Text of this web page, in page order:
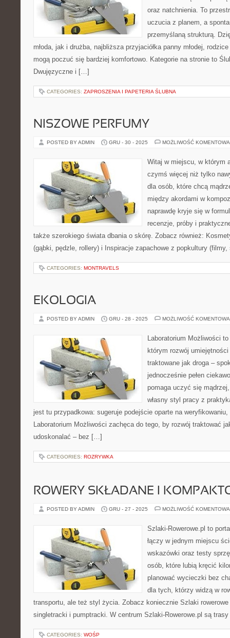
oraz natchnienia. To
uczucia z planem, a
przemyślaną strukturą.
młoda, jak i drużba, najbliższa przyjaciółka panny młodej,
mogą poczuć się bardziej komfortowo. Kategorie na stronie to
Dwujęzyczne i […]
CATEGORIES: ZAPROSZENIA I PAPETERIA ŚLUBNA
NISZOWE PERFUMY
POSTED BY ADMIN GRU - 30 - 2025 MOŻLIWOŚĆ
Witaj w miejscu, w którym
czymś więcej niż tylko
dla osób, które chcą
między akordami w
naprawdę kryje się w
recenzje, próby i
także szerokiego świata dbania o skórę. Zobacz również:
(gąbki, pędzle, rollery) i Inspiracje zapachowe z popkultury
CATEGORIES: MONTRAVELS
EKOLOGIA
POSTED BY ADMIN GRU - 28 - 2025 MOŻLIWOŚĆ
Laboratorium Możliwości
którym rozwój
traktowane jak droga –
jednocześnie pełen
pomaga uczyć się
własny styl pracy z
jest tu przypadkowa: sugeruje podejście oparte na
Laboratorium Możliwości zachęca do tego, by rozwój traktować
udoskonalać – bez […]
CATEGORIES: ROZRYWKA
ROWERY SKŁADANE I
POSTED BY ADMIN GRU - 27 - 2025 MOŻLIWOŚĆ
Szlaki-Rowerowe.pl to
łączy w jednym miejscu
wskazówki oraz testy
osób, które lubią kręcić
planować wycieczki bez
dla tych, którzy widzą w
transportu, ale też styl życia. Zobacz koniecznie Szlaki
singletracki i pumptracki. W centrum Szlaki-Rowerowe.pl są
CATEGORIES: WOŚP